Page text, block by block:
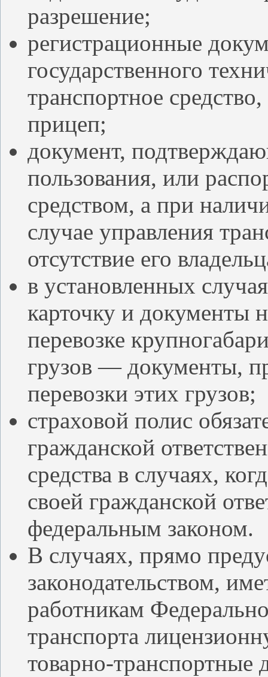
разрешение;
регистрационные
государственного
транспортное
прицеп;
документ,
пользования, или
средством, а при
случае управления
отсутствие его
в установленных
карточку и документы
перевозке
грузов — документы,
перевозки этих грузов;
страховой полис
гражданской
средства в случаях,
своей гражданской
федеральным законом.
В случаях, прямо
законодательством,
работникам
транспорта
товарно-транспортные